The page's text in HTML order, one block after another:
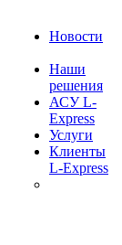
Новости
Наши
решения
АСУ L-
Express
Услуги
Клиенты
L-Express